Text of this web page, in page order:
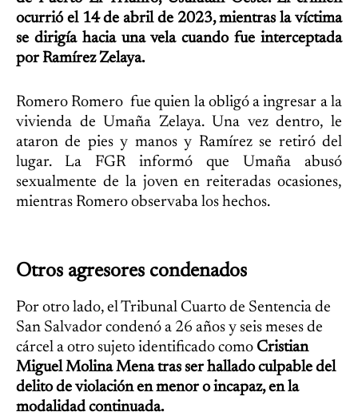
ocurrió el 14 de abril de 2023, mientras la víctima
se dirigía hacia una vela cuando fue interceptada
por Ramírez Zelaya.
Romero Romero fue quien la obligó a ingresar a la
vivienda de Umaña Zelaya. Una vez dentro, le
ataron de pies y manos y Ramírez se retiró del
lugar. La FGR informó que Umaña abusó
sexualmente de la joven en reiteradas ocasiones,
mientras Romero observaba los hechos.
Otros agresores condenados
Por otro lado, el Tribunal Cuarto de Sentencia de
San Salvador condenó a 26 años y seis meses de
cárcel a otro sujeto identificado como Cristian
Miguel Molina Mena tras ser hallado culpable del
delito de violación en menor o incapaz, en la
modalidad continuada.